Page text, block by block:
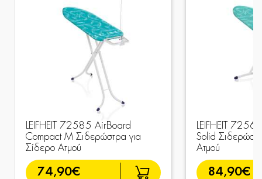
LEIFHEIT 72585 AirBoard
Compact M Σιδερώστρα για
Σίδερο Ατμού
74,90€
LEIFHEIT
Solid
Ατμού
84,90€